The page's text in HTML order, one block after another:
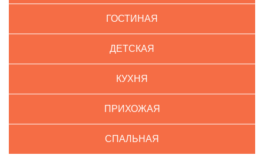
ГОСТИНАЯ
ДЕТСКАЯ
КУХНЯ
ПРИХОЖАЯ
СПАЛЬНАЯ